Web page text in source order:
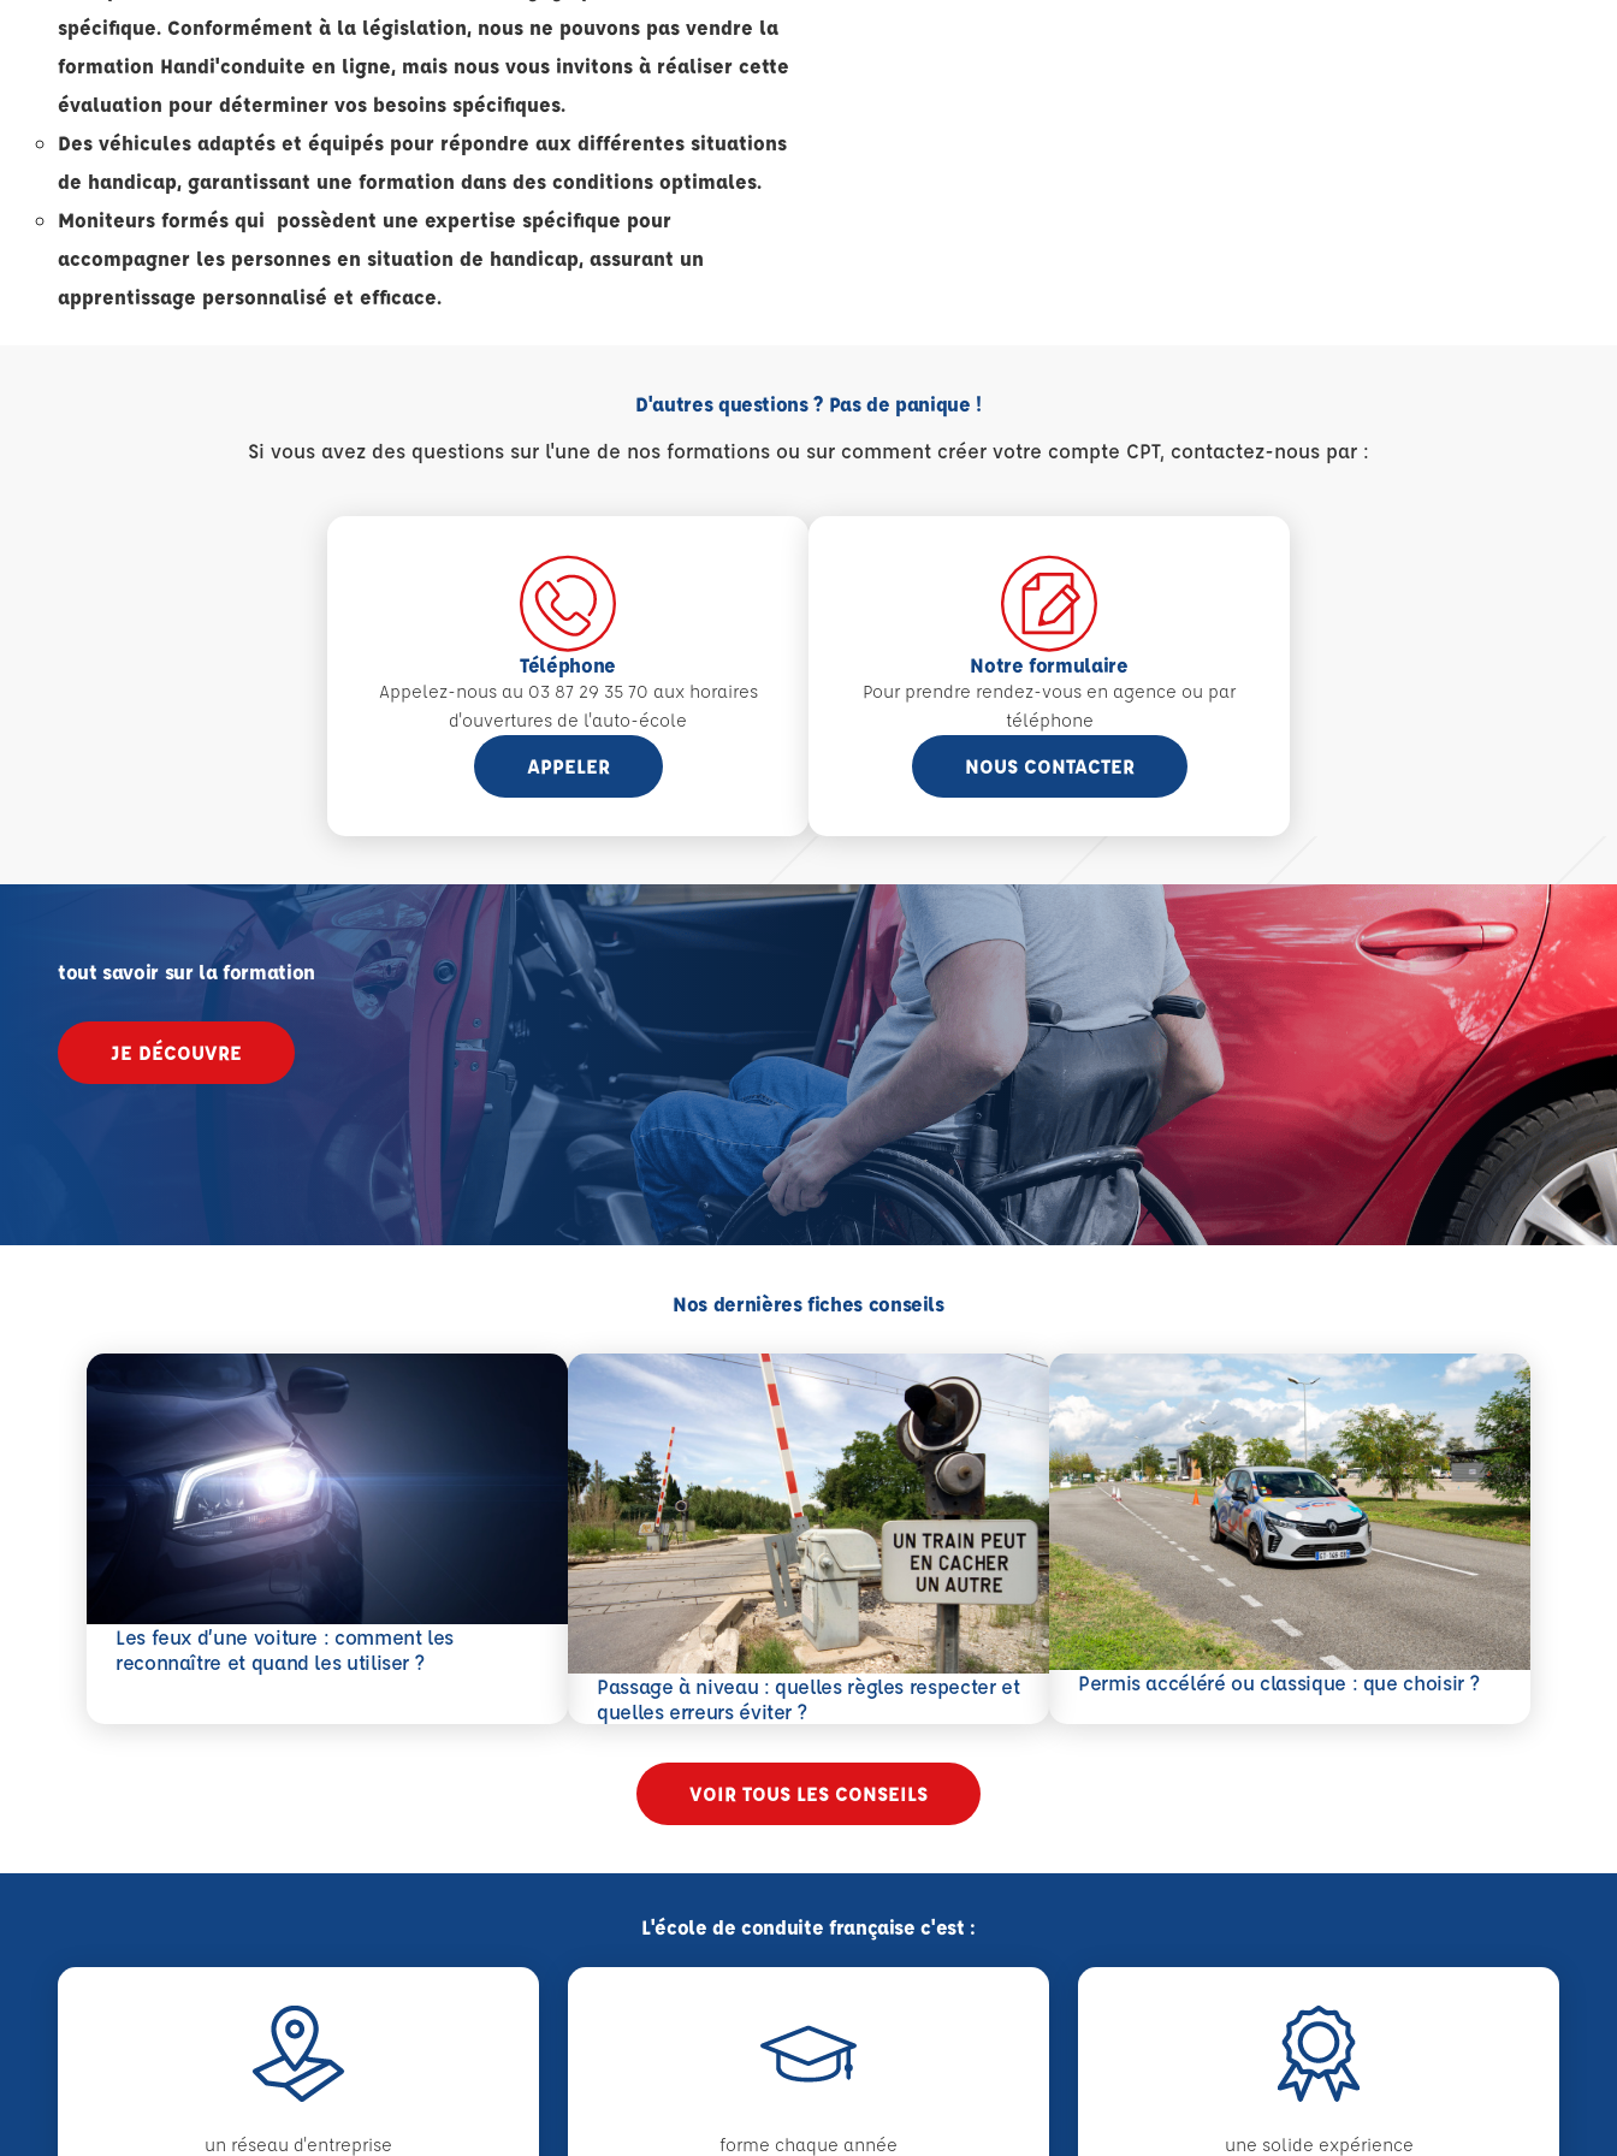
spécifique. Conformément à la législation, nous ne pouvons pas vendre la
formation Handi'conduite en ligne, mais nous vous invitons à réaliser cette
évaluation pour déterminer vos besoins spécifiques.
Des véhicules adaptés et équipés pour répondre aux différentes situations
de handicap, garantissant une formation dans des conditions optimales.
Moniteurs formés qui possèdent une expertise spécifique pour
accompagner les personnes en situation de handicap, assurant un
apprentissage personnalisé et efficace.
D'autres questions ? Pas de panique !
Si vous avez des questions sur l'une de nos formations ou sur comment créer votre compte CPT, contactez-nous par :
Téléphone
Appelez-nous au 03 87 29 35 70 aux horaires
d'ouvertures de l'auto-école
APPELER
Notre formulaire
Pour prendre rendez-vous en agence ou par
téléphone
NOUS CONTACTER
tout savoir sur la formation
JE DÉCOUVRE
Nos dernières fiches conseils
Les feux d’une voiture : comment les
reconnaître et quand les utiliser ?
En savoir plus
Passage à niveau : quelles règles respecter et
quelles erreurs éviter ?
En savoir plus
Permis accéléré ou classique : que choisir ?
En savoir plus
VOIR TOUS LES CONSEILS
L'école de conduite française c'est :
un réseau d'entreprise forme chaque année une solide expérience